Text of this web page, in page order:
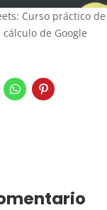
Curso práctico
cálculo de Google